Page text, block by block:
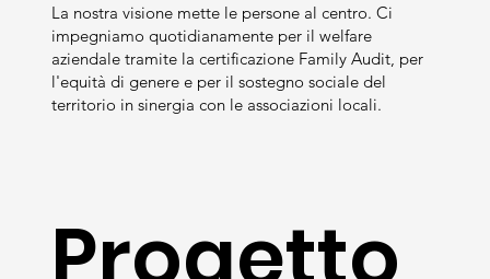
La nostra visione mette le persone al centro. Ci
impegniamo quotidianamente per il welfare
aziendale tramite la certificazione Family Audit, per
l'equità di genere e per il sostegno sociale del
territorio in sinergia con le associazioni locali.